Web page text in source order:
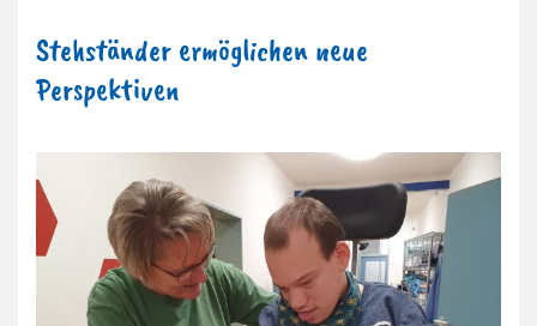
Stehständer ermöglichen neue
Perspektiven